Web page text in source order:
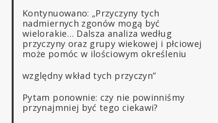
Kontynuowano: „Przyczyny tych
nadmiernych zgonów mogą być
wielorakie… Dalsza analiza według
przyczyny oraz grupy wiekowej i płciowej
może pomóc w ilościowym określeniu
względny wkład tych przyczyn”
Pytam ponownie: czy nie powinniśmy
przynajmniej być tego ciekawi?